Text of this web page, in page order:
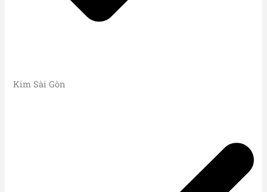
Kim Sài Gòn